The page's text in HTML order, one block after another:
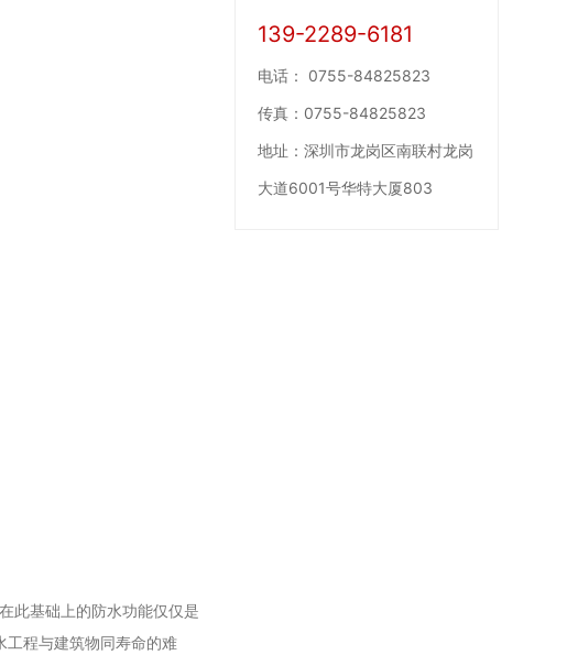
此基础上的防水功能仅仅是
工程与建筑物同寿命的难
139-2289-6181
电话： 0755-84825823
传真： 0755-84825823
地址： 深圳市龙岗区南联村龙岗
大道6001号华特大厦803